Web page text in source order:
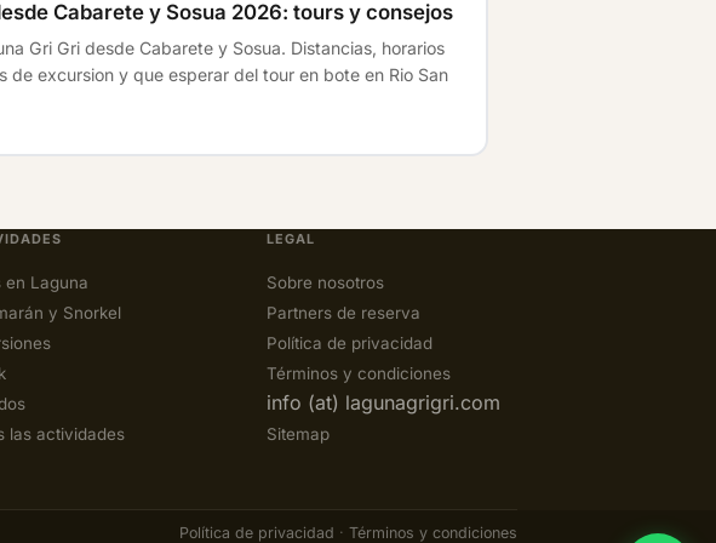
Cabarete y Sosua 2026: tours y consejos
Gri Gri desde Cabarete y Sosua. Distancias, horarios
de excursion y que esperar del tour en bote en Rio San
en Laguna
y Snorkel
las actividades
LEGAL
Sobre nosotros
Partners de reserva
Política de privacidad
Términos y condiciones
info (at) lagunagrigri.com
Sitemap
Política de privacidad · Términos y condiciones